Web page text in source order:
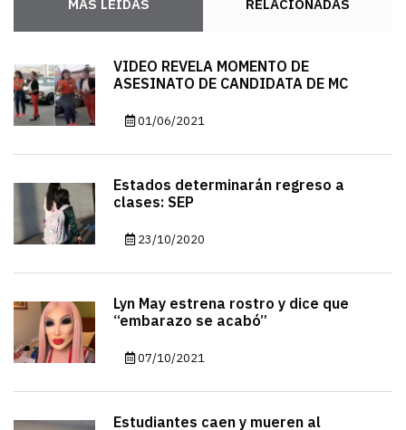
MÁS LEÍDAS RELACIONADAS
VIDEO REVELA MOMENTO DE
ASESINATO DE CANDIDATA DE MC
01/06/2021
Estados determinarán regreso a
clases: SEP
23/10/2020
Lyn May estrena rostro y dice que
“embarazo se acabó”
07/10/2021
Estudiantes caen y mueren al